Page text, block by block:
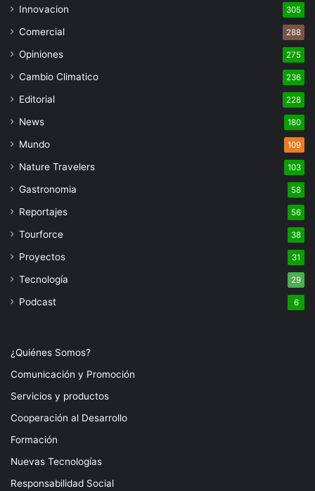
Innovacion 305
Comercial 288
Opiniones 275
Cambio Climatico 236
Editorial 228
News 180
Mundo 109
Nature Travelers 103
Gastronomia 58
Reportajes 56
Tourforce 38
Proyectos 31
Tecnología 29
Podcast 6
¿Quiénes Somos?
Comunicación y Promoción
Servicios y productos
Cooperación al Desarrollo
Formación
Nuevas Tecnologías
Responsabilidad Social